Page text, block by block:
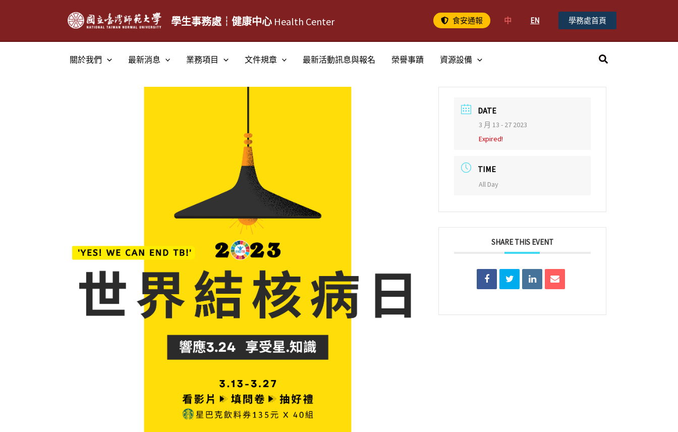
學生事務處┆健康中心 Health Center 食安通報 中 EN 學務處首頁
關於我們 最新消息 業務項目 文件規章 最新活動訊息與報名 榮譽事蹟 資源設備
搜
DATE
3 月 13 - 27 2023
Expired!
TIME
All Day
SHARE THIS EVENT